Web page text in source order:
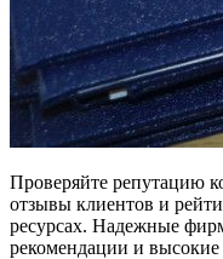
Проверяйте репутацию
отзывы клиентов и
ресурсах. Надежные
рекомендации и